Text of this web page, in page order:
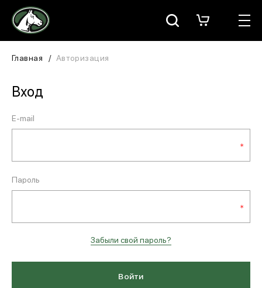
Москва
ЗООТОВАРЫ
Для собаки
Сувениры/Подарки
БРЕНДЫ
Главная Авторизация
Вход
E-mail
Пароль
Забыли свой пароль?
Войти